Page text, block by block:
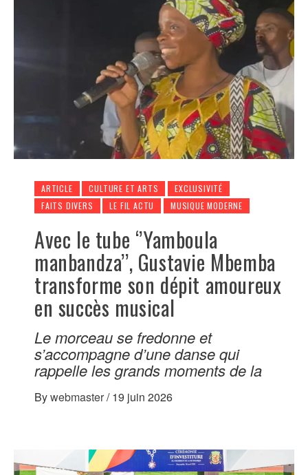
ARTICLE CULTURE ET ARTS
EXCLUSIVITÉ
FAITS DIVERS
LE FIL ACTU MUSIQUE MODERNE
Avec le tube ‘’Yamboula
manbandza’’, Gustavie Mbemba
transforme son dépit amoureux
en succès musical
Le morceau se fredonne et
s’accompagne d’une danse qui
rappelle les grands moments de la
Bywebmaster/ 19 juin 2026